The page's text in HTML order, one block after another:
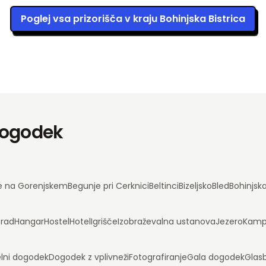
Poglej vsa prizorišča v kraju Bohinjska Bistrica
na GorenjskemBegunje pri CerkniciBeltinciBizeljskoBled
HangarHostelHotelIgriščeIzobraževalna ustanovaJezero
dogodekDogodek z vplivnežiFotografiranjeGala dogodek